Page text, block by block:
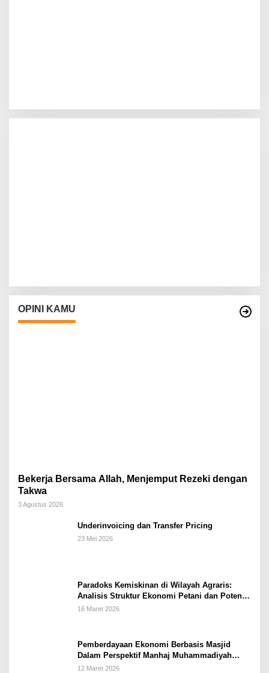
OPINI KAMU
Bekerja Bersama Allah, Menjemput Rezeki dengan
Takwa
3 Agustus 2026
Underinvoicing dan Transfer Pricing
23 Mei 2026
Paradoks Kemiskinan di Wilayah Agraris:
Analisis Struktur Ekonomi Petani dan Potensi
Pemberdayaan Berbasis Masjid di Kabupaten
16 Maret 2026
Pemberdayaan Ekonomi Berbasis Masjid
Dalam Perspektif Manhaj Muhammadiyah
Untuk Penguatan Keluarga Sakinah di
12 Maret 2026